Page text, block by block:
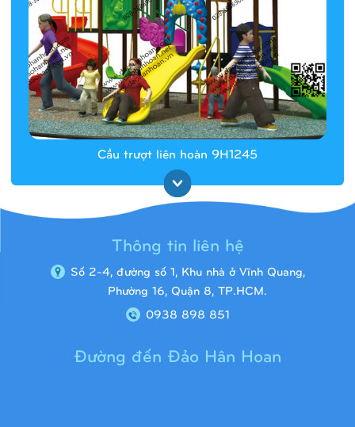
Cầu trượt liên hoàn 9H1245
Thông tin liên hệ
Số 2-4, đường số 1, Khu nhà ở Vĩnh Quang,
Phường 16, Quận 8, TP.HCM.
0938 898 851
Đường đến Đảo Hân Hoan